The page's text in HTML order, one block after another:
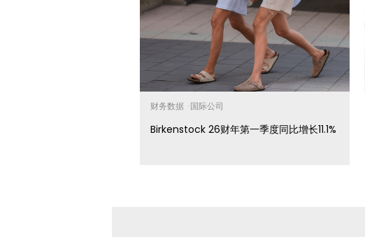
财务数据 ·国际公司
Birkenstock 26财年第一季度同比增长11.1%